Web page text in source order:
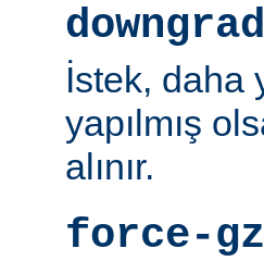
İstek, daha
yapılmış
alınır.
force-